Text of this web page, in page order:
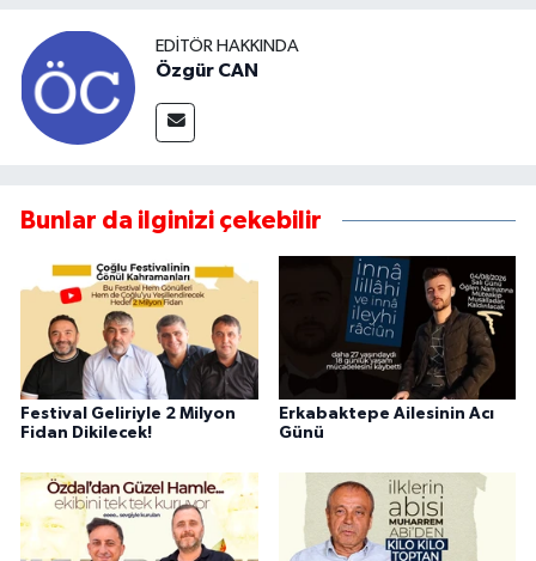
EDITÖR HAKKINDA
Özgür CAN
Bunlar da ilginizi çekebilir
Festival Geliriyle 2 Milyon
Fidan Dikilecek!
Erkabaktepe Ailesinin Acı
Günü